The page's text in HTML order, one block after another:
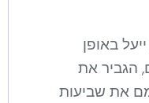
באופן
הגביר את
את שביעות